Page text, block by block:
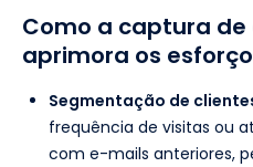
Como a captura de
aprimora os
Segmentação de
frequência de visitas ou
com e-mails anteriores,